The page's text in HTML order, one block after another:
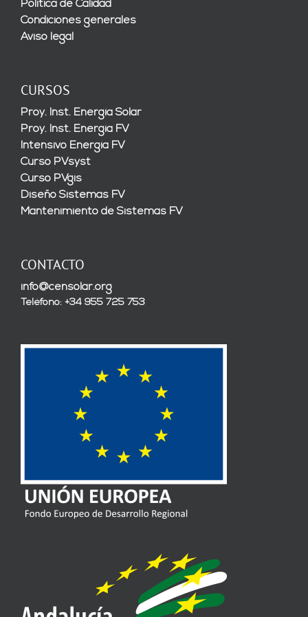
Política de Calidad
Condiciones generales
Aviso legal
CURSOS
Proy. Inst. Energía Solar
Proy. Inst. Energía FV
Intensivo Energía FV
Curso PVsyst
Curso PVgis
Diseño Sistemas FV
Mantenimiento de Sistemas FV
CONTACTO
info@censolar.org
Teléfono: +34 955 725 753